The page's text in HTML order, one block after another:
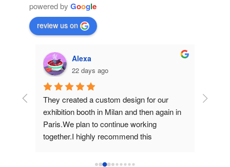
powered by Google
review us on
Alexa
22 days ago
They created a custom design for our
exhibition booth in Milan and then again in
Paris.We plan to continue working
together.I highly recommend this
They